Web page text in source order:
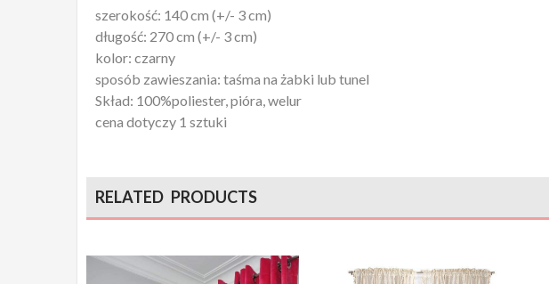
szerokość: 140 cm (+/- 3 cm)
długość: 270 cm (+/- 3 cm)
kolor: czarny
sposób zawieszania: taśma na żabki lub tunel
Skład: 100%poliester, pióra, welur
cena dotyczy 1 sztuki
RELATED PRODUCTS